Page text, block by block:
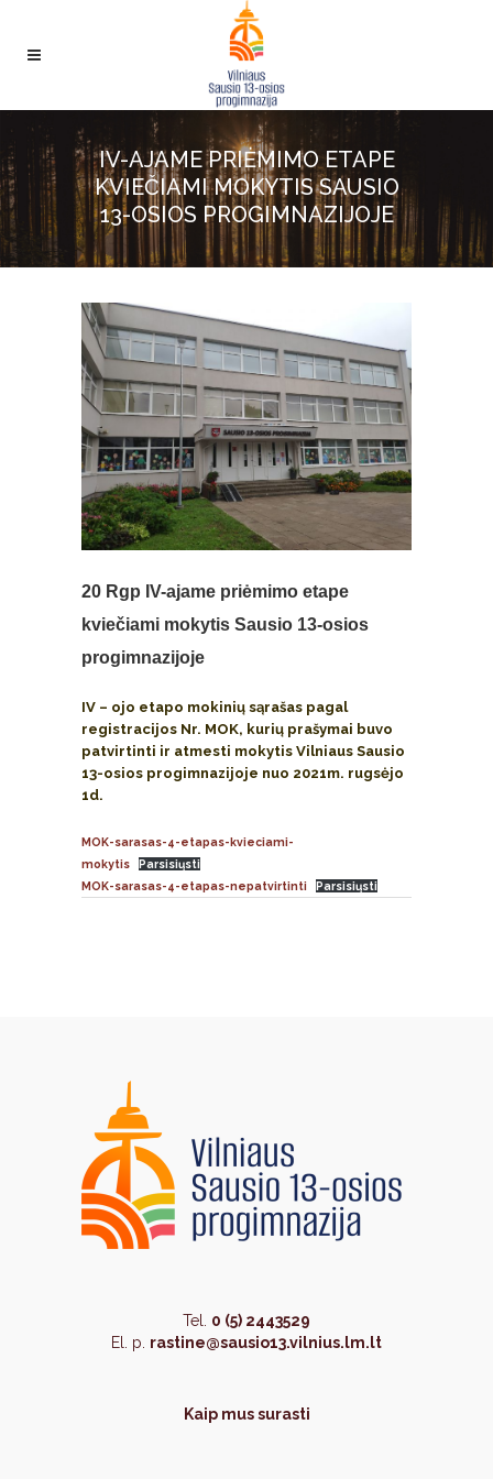
IV-AJAME PRIĖMIMO ETAPE
KVIEČIAMI MOKYTIS SAUSIO
13-OSIOS PROGIMNAZIJOJE
20 Rgp IV-ajame priėmimo etape
kviečiami mokytis Sausio 13-osios
progimnazijoje
IV – ojo etapo mokinių sąrašas pagal
registracijos Nr. MOK, kurių prašymai buvo
patvirtinti ir atmesti mokytis Vilniaus Sausio
13-osios progimnazijoje nuo 2021m. rugsėjo
1d.
MOK-sarasas-4-etapas-kvieciami-
mokytis
Parsisiųsti
MOK-sarasas-4-etapas-nepatvirtinti
Parsisiųsti
Tel. 0 (5) 2443529
El. p. rastine@sausio13.vilnius.lm.lt
Kaip mus surasti